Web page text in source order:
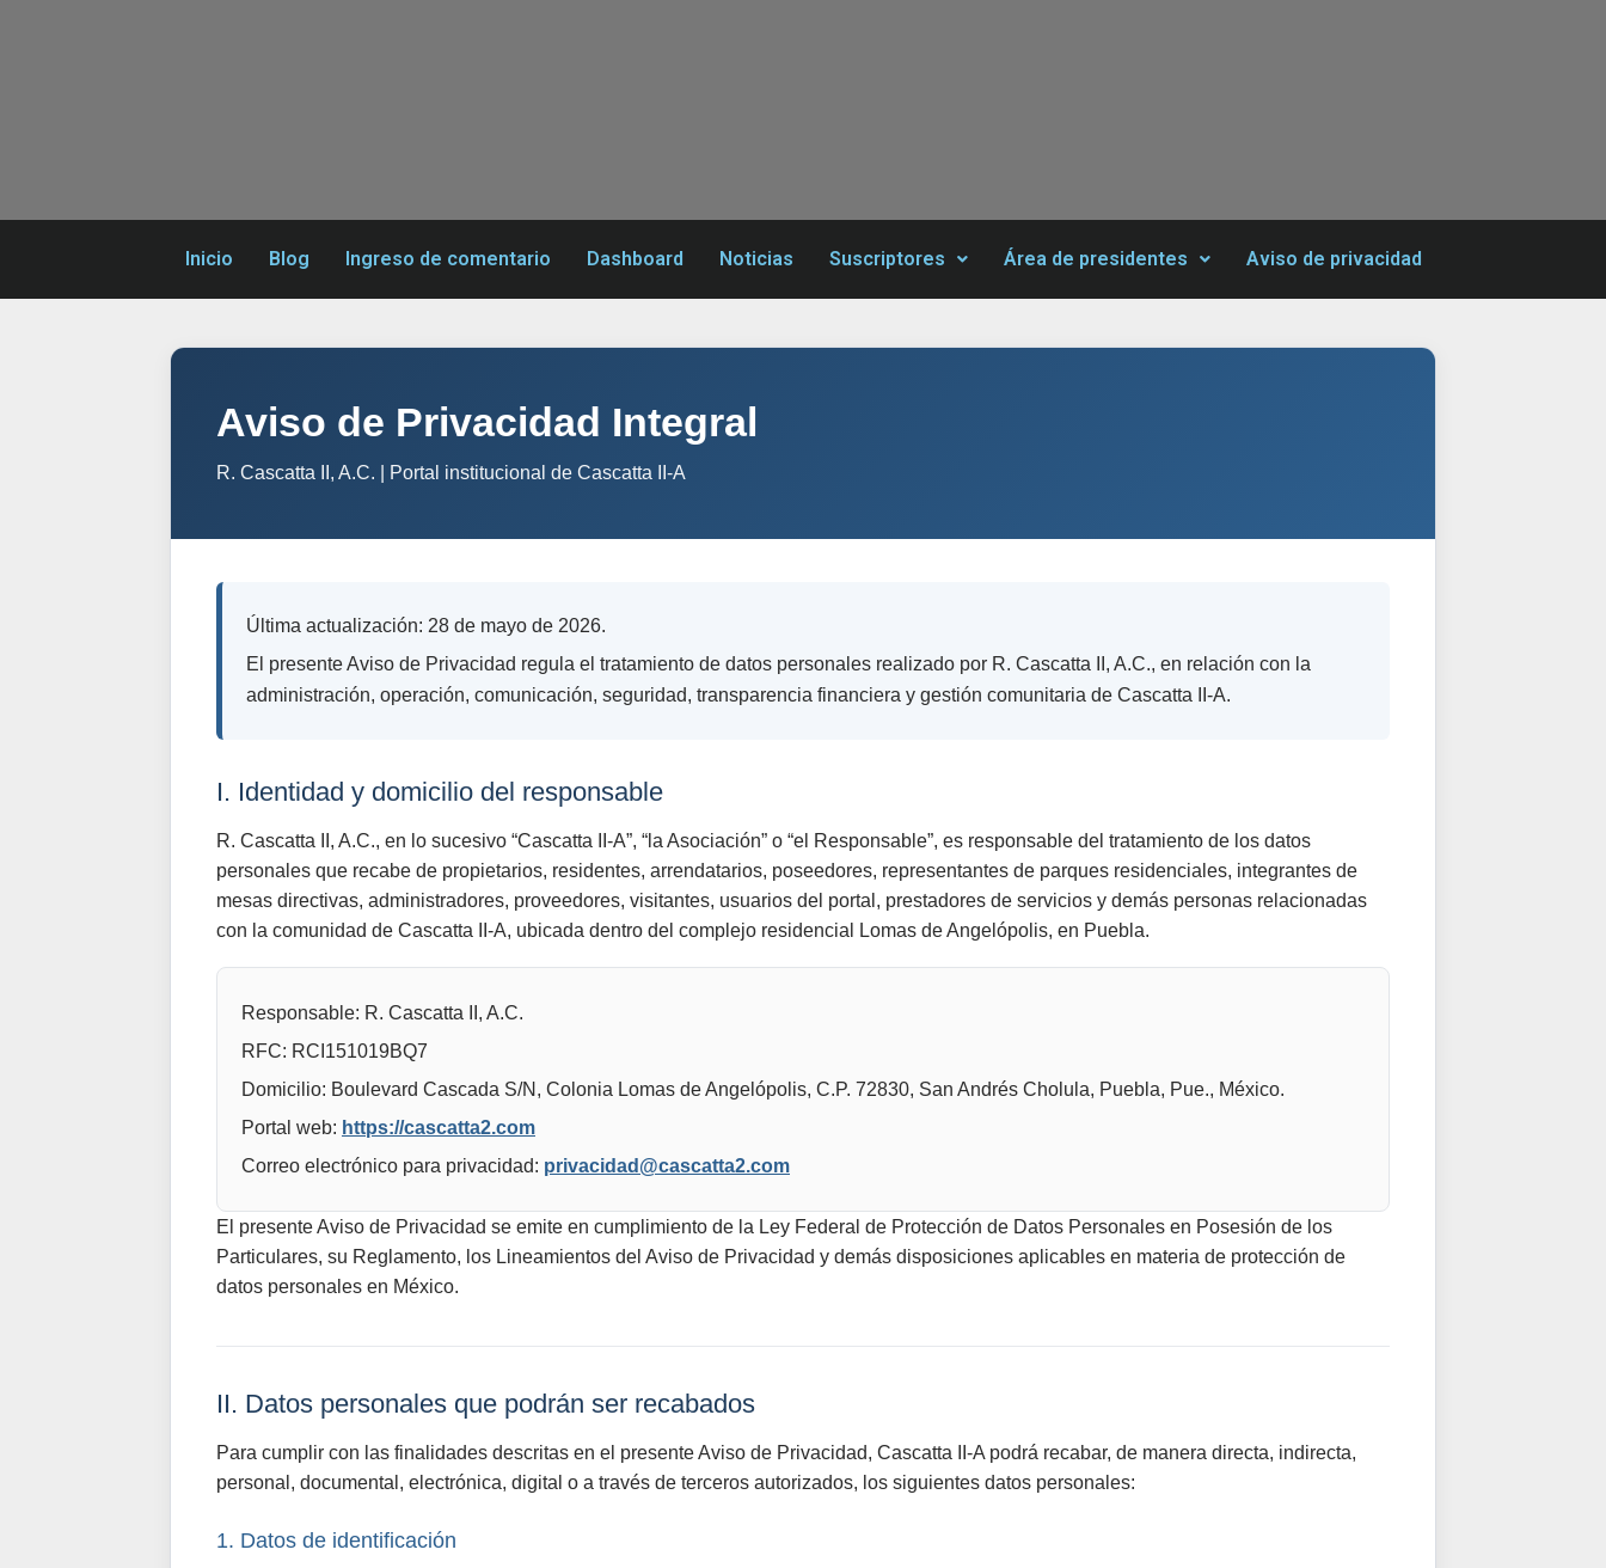
Inicio Blog Ingreso de comentario Dashboard Noticias Suscriptores Área de presidentes Aviso de privacidad
Aviso de Privacidad Integral
R. Cascatta II, A.C. | Portal institucional de Cascatta II-A
Última actualización: 28 de mayo de 2026.
El presente Aviso de Privacidad regula el tratamiento de datos personales realizado por R. Cascatta II, A.C., en relación con la
administración, operación, comunicación, seguridad, transparencia financiera y gestión comunitaria de Cascatta II-A.
I. Identidad y domicilio del responsable
R. Cascatta II, A.C., en lo sucesivo “Cascatta II-A”, “ la Asociación” o “el Responsable”, es responsable del tratamiento de los datos
personales que recabe de propietarios, residentes, arrendatarios, poseedores, representantes de parques residenciales, integrantes de
mesas directivas, administradores, proveedores, visitantes, usuarios del portal, prestadores de servicios y demás personas relacionadas
con la comunidad de Cascatta II-A, ubicada dentro del complejo residencial Lomas de Angelópolis, en Puebla.
Responsable: R. Cascatta II, A.C.
RFC: RCI151019BQ7
Domicilio: Boulevard Cascada S/N, Colonia Lomas de Angelópolis, C.P. 72830, San Andrés Cholula, Puebla, Pue., México.
Portal web: https://cascatta2.com
Correo electrónico para privacidad: privacidad@cascatta2.com
El presente Aviso de Privacidad se emite en cumplimiento de la Ley Federal de Protección de Datos Personales en Posesión de los
Particulares, su Reglamento, los Lineamientos del Aviso de Privacidad y demás disposiciones aplicables en materia de protección de
datos personales en México.
II. Datos personales que podrán ser recabados
Para cumplir con las finalidades descritas en el presente Aviso de Privacidad, Cascatta II-A podrá recabar, de manera directa, indirecta,
personal, documental, electrónica, digital o a través de terceros autorizados, los siguientes datos personales:
1. Datos de identificación